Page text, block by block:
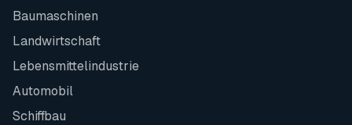
Baumaschinen
Landwirtschaft
Lebensmittelindustrie
Automobil
Schiffbau